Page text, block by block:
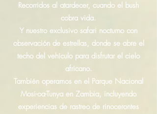
Recorridos al atardecer, cuando el bush
cobra vida.
Y nuestro exclusivo safari nocturno con
observación de estrellas, donde se abre el
techo del vehículo para disfrutar el cielo
africano.
También operamos en el Parque Nacional
Mosi-oa-Tunya en Zambia, incluyendo
experiencias de rastreo de rinocerontes